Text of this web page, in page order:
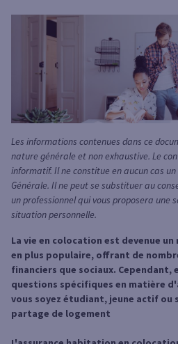
Les informations contenues dans ce
nature générale et non exhaustive. Le
informatif. Il ne constitue en aucun cas
Générale. Il ne peut se substituer au
un professionnel qui vous proposera une
situation personnelle.
La vie en colocation est devenue
en plus populaire, offrant de
financiers que sociaux. Cependant,
questions spécifiques en matière
vous soyez étudiant, jeune actif ou
partage de logement